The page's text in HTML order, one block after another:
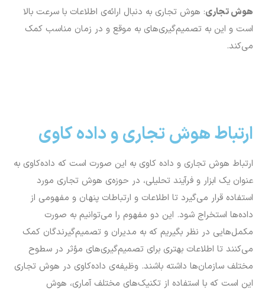
هوش تجاری: هوش تجاری به دنبال ارائه‌ی اطلاعات با سرعت بالا
است و این به تصمیم‌گیری‌های به موقع و در زمان مناسب کمک
می‌کند.
ارتباط هوش تجاری و داده کاوی
ارتباط هوش تجاری و داده کاوی به این صورت است که داده‌کاوی به
عنوان یک ابزار و فرآیند تحلیلی، در حوزه‌ی هوش تجاری مورد
استفاده قرار می‌گیرد تا اطلاعات و ارتباطات پنهان و مفهومی از
داده‌ها استخراج شود. این دو مفهوم را می‌توانیم به صورت
مکمل‌هایی در نظر بگیریم که به مدیران و تصمیم‌گیرندگان کمک
می‌کنند تا اطلاعات بهتری برای تصمیم‌گیری‌های مؤثر در سطوح
مختلف سازمان‌ها داشته باشند. وظیفه‌ی داده‌کاوی در هوش تجاری
این است که با استفاده از تکنیک‌های مختلف آماری، هوش